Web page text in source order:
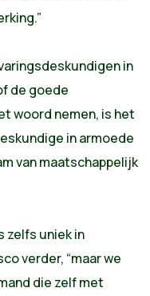
in
de goede
woord nemen, is het
in armoede
van maatschappelijk
zelfs uniek in
verder, “maar we
die zelf met